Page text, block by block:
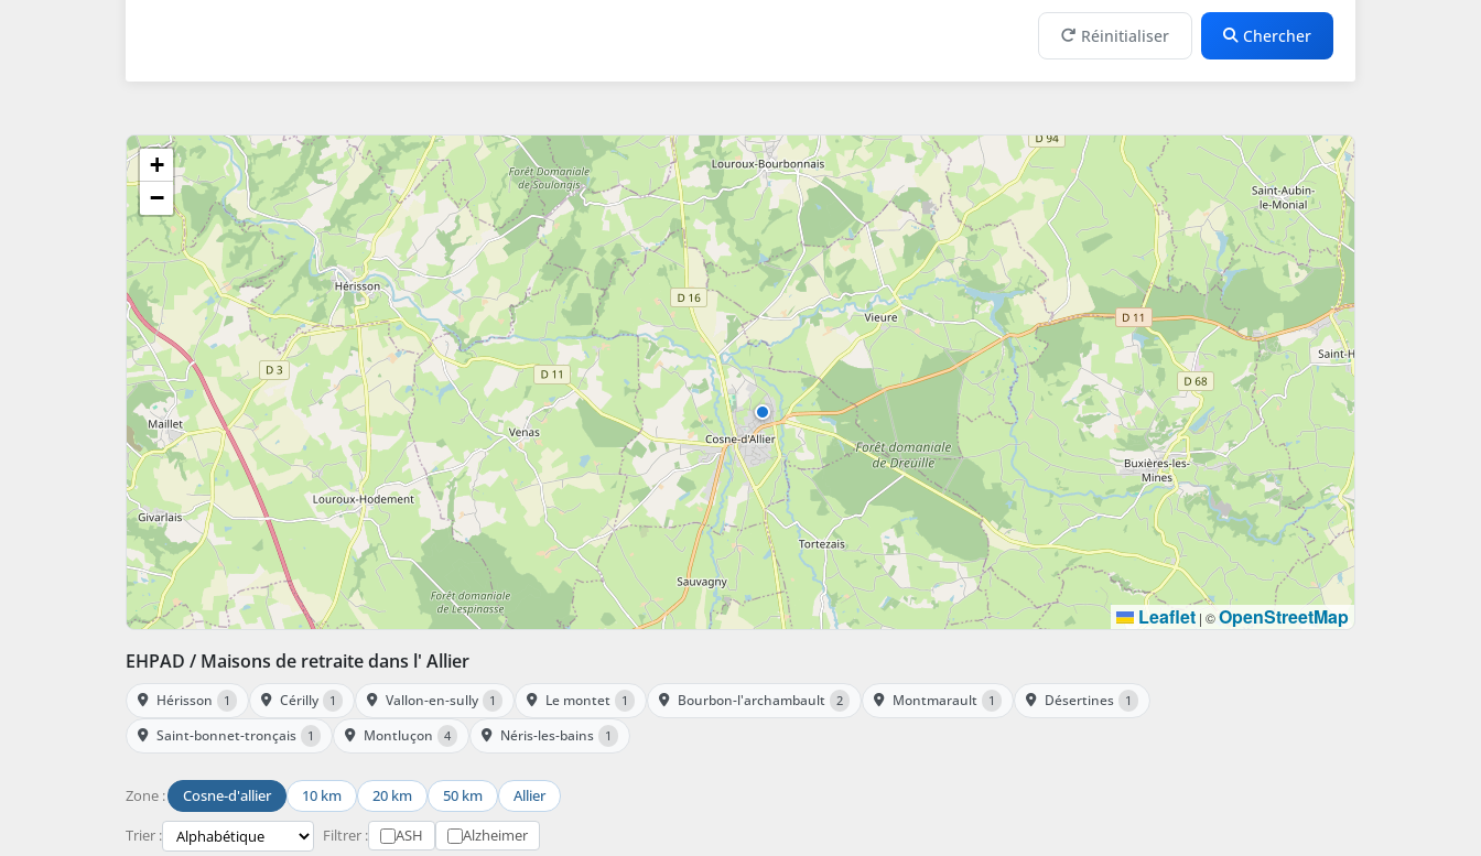
Réinitialiser Chercher
+
−
Leaflet | ©OpenStreetMap
EHPAD / Maisons de retraite dans l' Allier
Hérisson 1 Cérilly 1 Vallon-en-sully 1 Le montet 1 Bourbon-l'archambault 2 Montmarault 1 Désertines 1
Saint-bonnet-tronçais 1 Montluçon 4 Néris-les-bains 1
Zone : Cosne-d'allier 10 km 20 km 50 km Allier
Trier : Filtrer : ASH Alzheimer